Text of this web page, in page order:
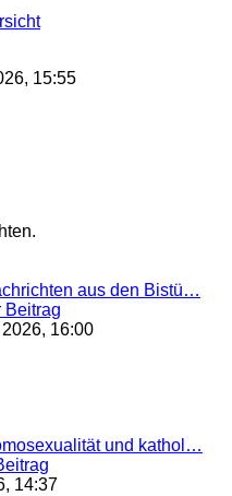
15:55
aus den Bistü…
Beitrag
16:00
und kathol…
14:37